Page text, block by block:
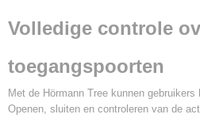
Volledige controle
toegangspoorten
Met de Hörmann Tree kunnen
Openen, sluiten en controleren van de